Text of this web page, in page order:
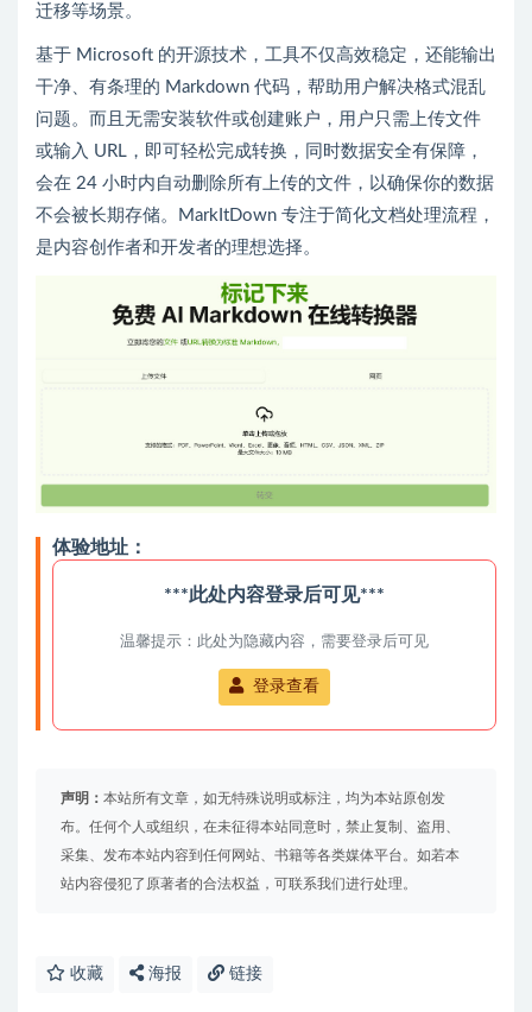
迁移等场景。
基于 Microsoft 的开源技术，工具不仅高效稳定，还能输出
干净、有条理的 Markdown 代码，帮助用户解决格式混乱
问题。而且无需安装软件或创建账户，用户只需上传文件
或输入 URL，即可轻松完成转换，同时数据安全有保障，
会在 24 小时内自动删除所有上传的文件，以确保你的数据
不会被长期存储。MarkItDown 专注于简化文档处理流程，
是内容创作者和开发者的理想选择。
体验地址：
***此处内容登录后可见***
温馨提示：此处为隐藏内容，需要登录后可见
登录查看
声明： 本站所有文章，如无特殊说明或标注，均为本站原创发
布。任何个人或组织，在未征得本站同意时，禁止复制、盗用、
采集、发布本站内容到任何网站、书籍等各类媒体平台。如若本
站内容侵犯了原著者的合法权益，可联系我们进行处理。
收藏 海报 链接